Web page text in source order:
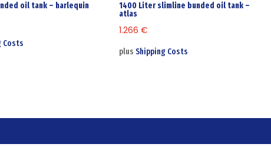
oil tank – harlequin
Costs
1400 Liter slimline bunded oil tank –
atlas
1.266€
plusShipping Costs